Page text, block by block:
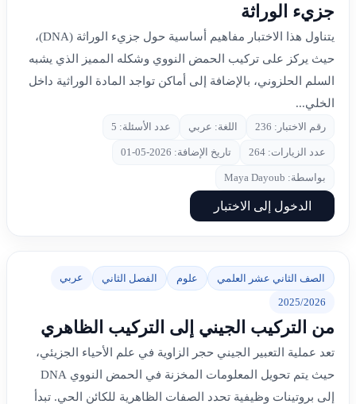
جزيء الوراثة
يتناول هذا الاختبار مفاهيم أساسية حول جزيء الوراثة (DNA)،
حيث يركز على تركيب الحمض النووي وشكله المميز الذي يشبه
السلم الحلزوني، بالإضافة إلى أماكن تواجد المادة الوراثية داخل
الخلي...
رقم الاختبار: 236 اللغة: عربي عدد الأسئلة: 5
عدد الزيارات: 264 تاريخ الإضافة: 2026-05-01
بواسطة: Maya Dayoub
الدخول إلى الاختبار
الصف الثاني عشر العلمي علوم الفصل الثاني عربي
2025/2026
من التركيب الجيني إلى التركيب الظاهري
تعد عملية التعبير الجيني حجر الزاوية في علم الأحياء الجزيئي،
حيث يتم تحويل المعلومات المخزنة في الحمض النووي DNA
إلى بروتينات وظيفية تحدد الصفات الظاهرية للكائن الحي. تبدأ